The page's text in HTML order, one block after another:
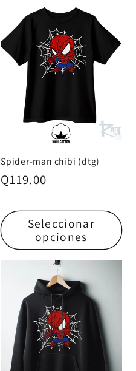
Spider-man chibi (dtg)
Precio
Q119.00
Seleccionar
opciones